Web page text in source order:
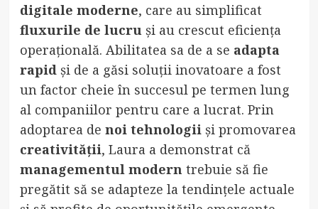
digitale moderne, care au simplificat
fluxurile de lucruși au crescut eficiența
operațională. Abilitatea sa de a se adapta
rapidși de a găsi soluții inovatoare a fost
un factor cheie în succesul pe termen lung
al companiilor pentru care a lucrat. Prin
adoptarea de noi tehnologiiși promovarea
creativității, Laura a demonstrat că
managementul modern trebuie să fie
pregătit să se adapteze la tendințele actuale